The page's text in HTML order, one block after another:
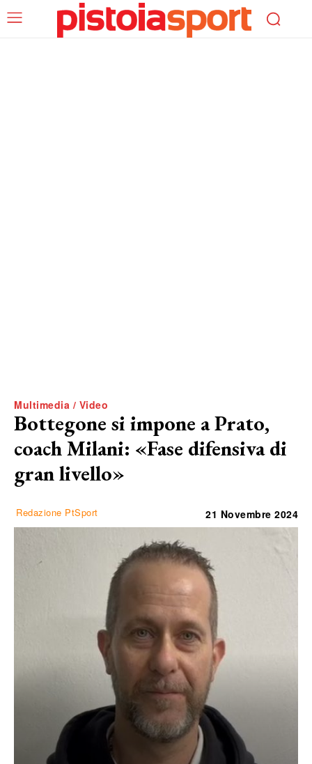
Multimedia / Video
Bottegone si impone a Prato,
coach Milani: «Fase difensiva di
gran livello»
Redazione PtSport 21 Novembre 2024